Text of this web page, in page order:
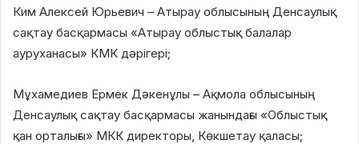
Ким Алексей Юрьевич – Атырау облысының Денсаулық
сақтау басқармасы «Атырау облыстық балалар
ауруханасы» КМК дәрігері;
Мұхамедиев Ермек Дәкенұлы – Ақмола облысының
Денсаулық сақтау басқармасы жанындағы «Облыстық
қан орталығы» МКК директоры, Көкшетау қаласы;